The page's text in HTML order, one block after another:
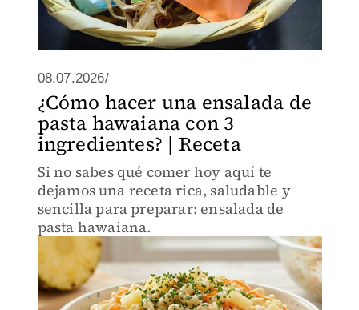
08.07.2026/
¿Cómo hacer una ensalada de
pasta hawaiana con 3
ingredientes? | Receta
Si no sabes qué comer hoy aquí te
dejamos una receta rica, saludable y
sencilla para preparar: ensalada de
pasta hawaiana.